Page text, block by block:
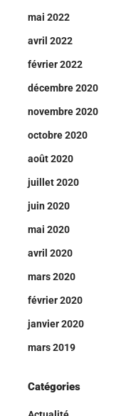
mai 2022
avril 2022
février 2022
décembre 2020
novembre 2020
octobre 2020
août 2020
juillet 2020
juin 2020
mai 2020
avril 2020
mars 2020
février 2020
janvier 2020
mars 2019
Catégories